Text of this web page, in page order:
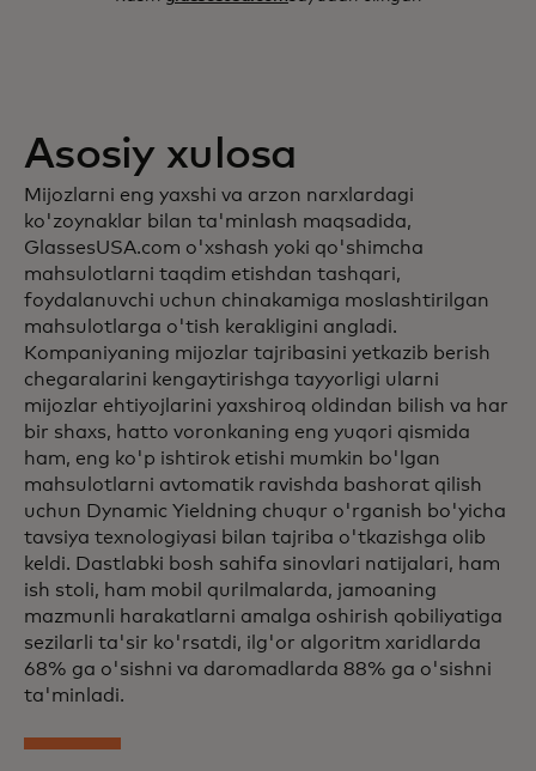
Asosiy xulosa
Mijozlarni eng yaxshi va arzon narxlardagi
ko'zoynaklar bilan ta'minlash maqsadida,
GlassesUSA.com o'xshash yoki qo'shimcha
mahsulotlarni taqdim etishdan tashqari,
foydalanuvchi uchun chinakamiga moslashtirilgan
mahsulotlarga o'tish kerakligini angladi.
Kompaniyaning mijozlar tajribasini yetkazib berish
chegaralarini kengaytirishga tayyorligi ularni
mijozlar ehtiyojlarini yaxshiroq oldindan bilish va har
bir shaxs, hatto voronkaning eng yuqori qismida
ham, eng ko'p ishtirok etishi mumkin bo'lgan
mahsulotlarni avtomatik ravishda bashorat qilish
uchun Dynamic Yieldning chuqur o'rganish bo'yicha
tavsiya texnologiyasi bilan tajriba o'tkazishga olib
keldi. Dastlabki bosh sahifa sinovlari natijalari, ham
ish stoli, ham mobil qurilmalarda, jamoaning
mazmunli harakatlarni amalga oshirish qobiliyatiga
sezilarli ta'sir ko'rsatdi, ilg'or algoritm xaridlarda
68% ga o'sishni va daromadlarda 88% ga o'sishni
ta'minladi.